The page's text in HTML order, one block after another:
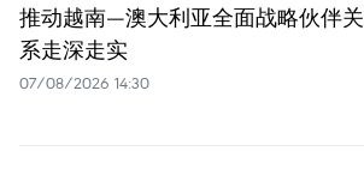
推动越南—澳大利亚全面战略伙伴关
系走深走实
07/08/2026 14:30